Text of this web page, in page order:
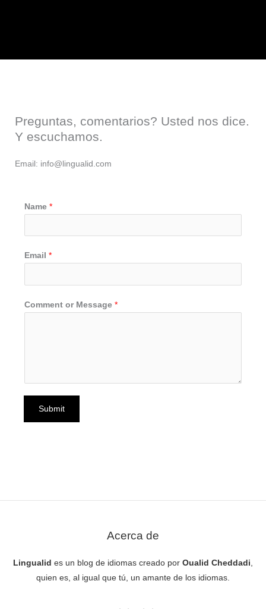
Preguntas, comentarios? Usted nos dice.
Y escuchamos.
Email: info@lingualid.com
Name *
Email *
Comment or Message *
Submit
Acerca de
Lingualid es un blog de idiomas creado por Oualid Cheddadi,
quien es, al igual que tú, un amante de los idiomas.